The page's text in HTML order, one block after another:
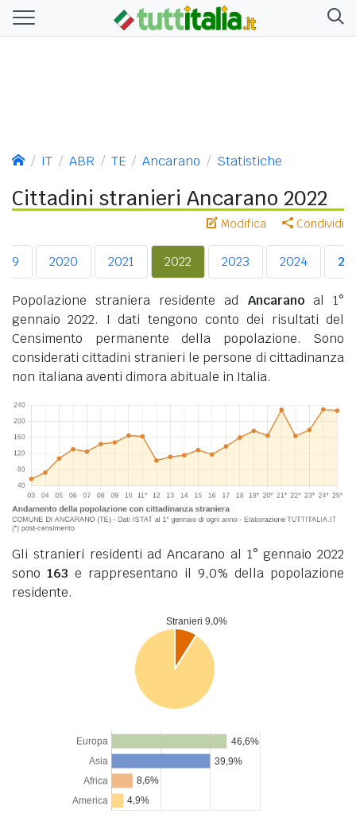
IT ABR TE Ancarano Statistiche
Cittadini stranieri Ancarano 2022
Modifica Condividi
2020 2021 2022 2023 2024
Popolazione straniera residente ad Ancaranoal 1°
gennaio 2022. I dati tengono conto dei risultati del
Censimento permanente della popolazione. Sono
considerati cittadini stranieri le persone di cittadinanza
non italiana aventi dimora abituale in Italia.
Gli stranieri residenti ad Ancarano al 1° gennaio 2022
sono 163 e rappresentano il 9,0% della popolazione
residente.